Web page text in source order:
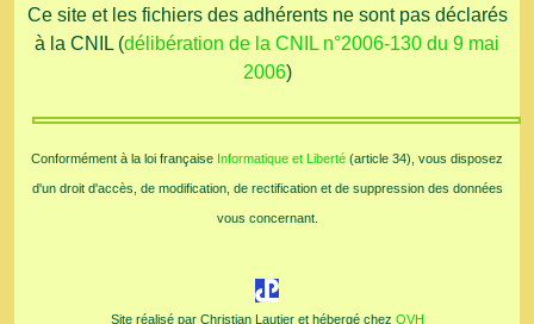
Ce site et les fichiers des adhérents ne sont pas déclarés
à la CNIL (délibération de la CNIL n°2006-130 du 9 mai
2006)
Conformément à la loi française Informatique et Liberté (article 34), vous disposez
d'un droit d'accès, de modification, de rectification et de suppression des données
vous concernant.
Site réalisé par Christian Lautier et hébergé chez OVH